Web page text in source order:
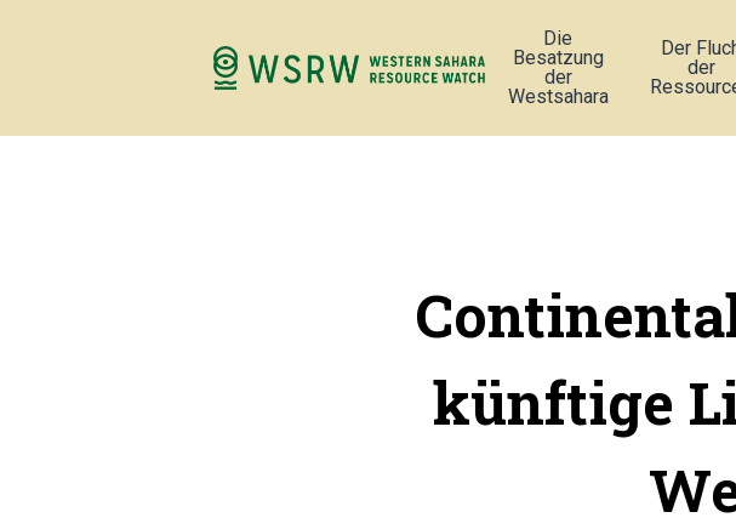
Die
Besatzung
der
Westsahara
Der
der
künftige